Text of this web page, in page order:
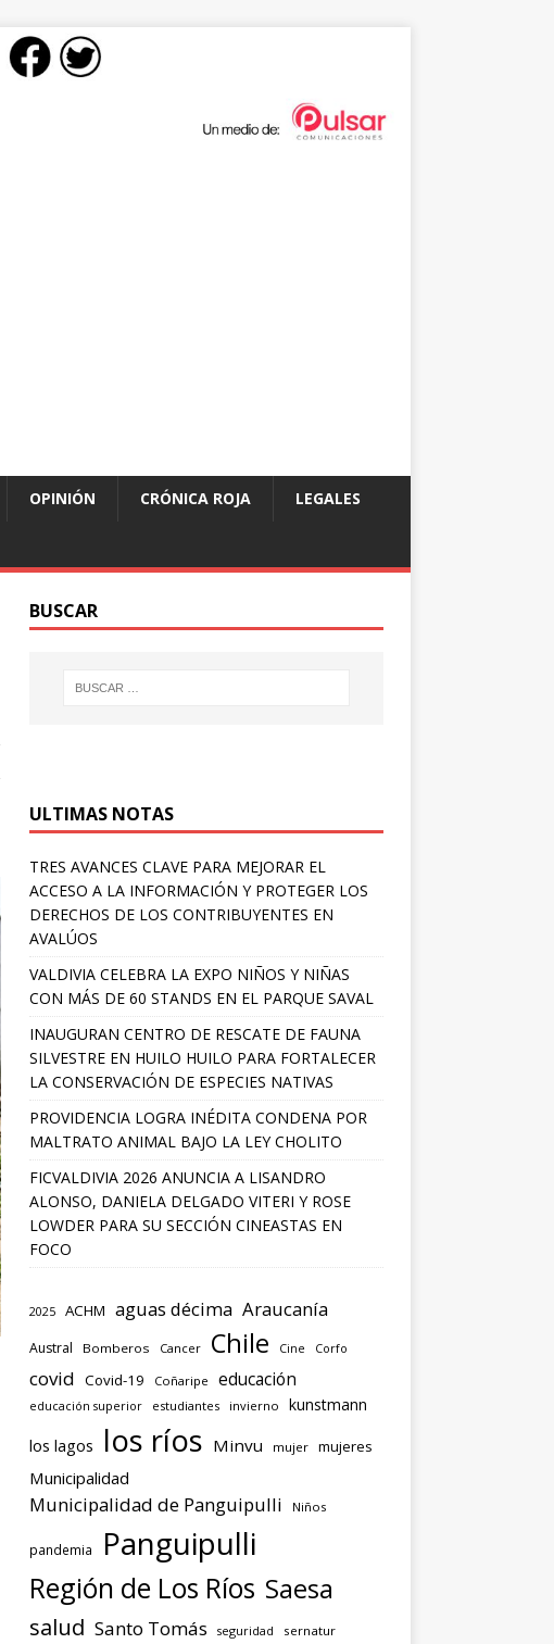
OPINIÓN CRÓNICA ROJA LEGALES
BUSCAR
ULTIMAS NOTAS
TRES AVANCES CLAVE PARA MEJORAR EL
ACCESO A LA INFORMACIÓN Y PROTEGER LOS
DERECHOS DE LOS CONTRIBUYENTES EN
AVALÚOS
VALDIVIA CELEBRA LA EXPO NIÑOS Y NIÑAS
CON MÁS DE 60 STANDS EN EL PARQUE SAVAL
INAUGURAN CENTRO DE RESCATE DE FAUNA
SILVESTRE EN HUILO HUILO PARA FORTALECER
LA CONSERVACIÓN DE ESPECIES NATIVAS
PROVIDENCIA LOGRA INÉDITA CONDENA POR
MALTRATO ANIMAL BAJO LA LEY CHOLITO
FICVALDIVIA 2026 ANUNCIA A LISANDRO
ALONSO, DANIELA DELGADO VITERI Y ROSE
LOWDER PARA SU SECCIÓN CINEASTAS EN
FOCO
2025 ACHM aguas décima Araucanía
Austral Bomberos Cancer Chile Cine Corfo
covid Covid-19 Coñaripe educación
educación superior estudiantes invierno kunstmann
los lagos los ríos Minvu mujer mujeres
Municipalidad
Municipalidad de Panguipulli Niños
pandemia Panguipulli
Región de Los Ríos Saesa
salud Santo Tomás seguridad sernatur